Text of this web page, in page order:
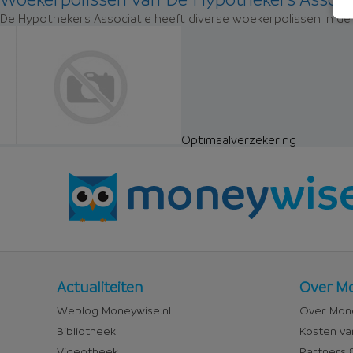
De Hypothekers Associatie heeft diverse woekerpolissen in
Optimaalverzekering
Nieuws
en
media
Actualiteiten
Weblog Moneywise.nl
Bibliotheek
Over
Over
Over
Kosten